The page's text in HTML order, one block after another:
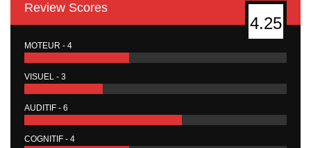
Review Scores
4.25
MOTEUR - 4
VISUEL - 3
AUDITIF - 6
COGNITIF - 4